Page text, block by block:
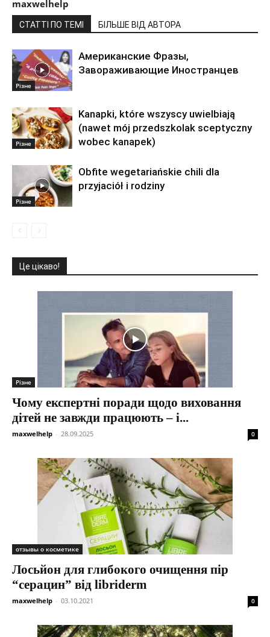
maxwelhelp
СТАТТІ ПО ТЕМІ БІЛЬШЕ ВІД АВТОРА
Різне
Американские Фразы,
Завораживающие Иностранцев
Різне
Kanapki, które wszyscy uwielbiają
(nawet mój przedszkolak sceptyczny
wobec kanapek)
Різне
Obfite wegetariańskie chili dla
przyjaciół i rodziny
Це цікаво!
Різне
Чому експертні поради щодо виховання
дітей не завжди працюють – і...
maxwelhelp - 28.09.2025 0
отзывы о косметике
Лосьйон для глибокого очищення пір
“серацин” від libriderm
maxwelhelp - 03.10.2021 0